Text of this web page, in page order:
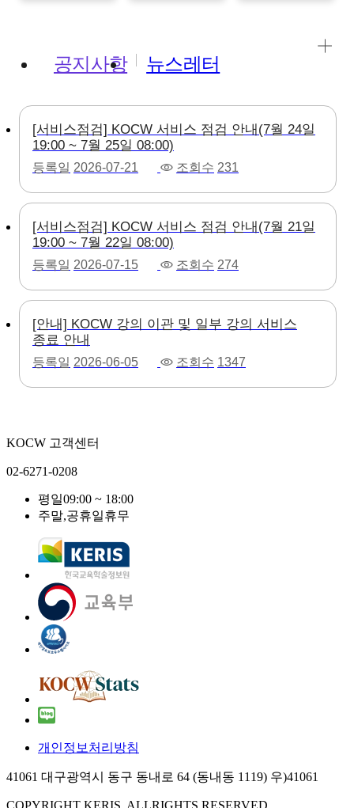
공지사항 뉴스레터
[서비스점검] KOCW 서비스 점검 안내(7월 24일
19:00 ~ 7월 25일 08:00)
등록일 2026-07-21 조회수 231
[서비스점검] KOCW 서비스 점검 안내(7월 21일
19:00 ~ 7월 22일 08:00)
등록일 2026-07-15 조회수 274
[안내] KOCW 강의 이관 및 일부 강의 서비스
종료 안내
등록일 2026-06-05 조회수 1347
KOCW 고객센터
02-6271-0208
평일09:00 ~ 18:00
주말,공휴일휴무
개인정보처리방침
41061 대구광역시 동구 동내로 64 (동내동 1119) 우)41061
COPYRIGHT KERIS. ALLRIGHTS RESERVED